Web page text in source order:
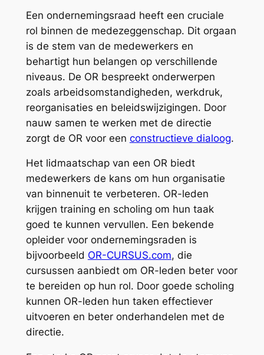
Een ondernemingsraad heeft een cruciale
rol binnen de medezeggenschap. Dit orgaan
is de stem van de medewerkers en
behartigt hun belangen op verschillende
niveaus. De OR bespreekt onderwerpen
zoals arbeidsomstandigheden, werkdruk,
reorganisaties en beleidswijzigingen. Door
nauw samen te werken met de directie
zorgt de OR voor een constructieve dialoog.
Het lidmaatschap van een OR biedt
medewerkers de kans om hun organisatie
van binnenuit te verbeteren. OR-leden
krijgen training en scholing om hun taak
goed te kunnen vervullen. Een bekende
opleider voor ondernemingsraden is
bijvoorbeeld OR-CURSUS.com, die
cursussen aanbiedt om OR-leden beter voor
te bereiden op hun rol. Door goede scholing
kunnen OR-leden hun taken effectiever
uitvoeren en beter onderhandelen met de
directie.